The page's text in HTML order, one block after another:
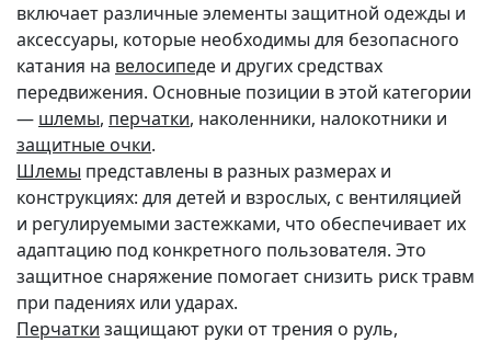
включает различные элементы защитной одежды и
аксессуары, которые необходимы для безопасного
катания на велосипеде и других средствах
передвижения. Основные позиции в этой категории
— шлемы, перчатки, наколенники, налокотники и
защитные очки.
Шлемы представлены в разных размерах и
конструкциях: для детей и взрослых, с вентиляцией
и регулируемыми застежками, что обеспечивает их
адаптацию под конкретного пользователя. Это
защитное снаряжение помогает снизить риск травм
при падениях или ударах.
Перчатки защищают руки от трения о руль,